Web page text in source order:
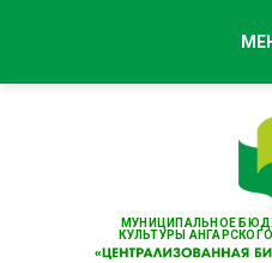
МУНИЦИПАЛЬНОЕ
КУЛЬТУРЫ